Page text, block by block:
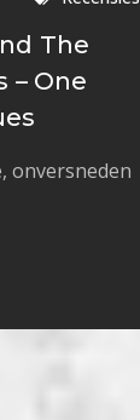
The
– One
onversneden